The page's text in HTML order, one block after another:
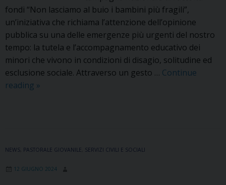
fondi “Non lasciamo al buio i bambini più fragili”,
un’iniziativa che richiama l’attenzione dell’opinione
pubblica su una delle emergenze più urgenti del nostro
tempo: la tutela e l’accompagnamento educativo dei
minori che vivono in condizioni di disagio, solitudine ed
esclusione sociale. Attraverso un gesto … Continue
reading Non
bambini
fragili:
»
NEWS PASTORALE GIOVANILE SERVIZI CIVILI E SOCIALI
12 GIUGNO 2024